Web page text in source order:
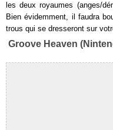
les deux royaumes (anges/
Bien évidemment, il faudra
trous qui se dresseront sur
Groove Heaven